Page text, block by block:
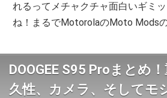
れるってメチャクチャ面白いギミ
ね！まるでMotorolaのMoto Modsの
DOOGEE S95 Proまとめ
久性、カメラ、そしてモ